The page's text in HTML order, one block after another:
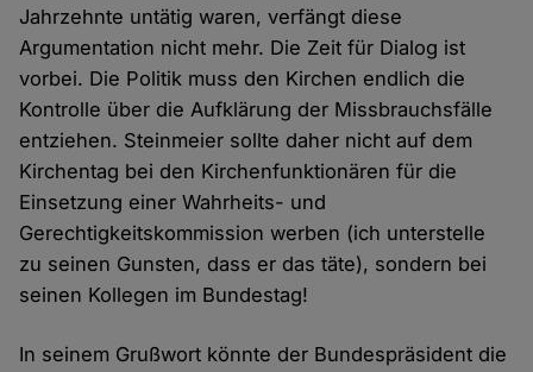
Jahrzehnte untätig waren, verfängt diese
Argumentation nicht mehr. Die Zeit für Dialog ist
vorbei. Die Politik muss den Kirchen endlich die
Kontrolle über die Aufklärung der Missbrauchsfälle
entziehen. Steinmeier sollte daher nicht auf dem
Kirchentag bei den Kirchenfunktionären für die
Einsetzung einer Wahrheits- und
Gerechtigkeitskommission werben (ich unterstelle
zu seinen Gunsten, dass er das täte), sondern bei
seinen Kollegen im Bundestag!
In seinem Grußwort könnte der Bundespräsident die